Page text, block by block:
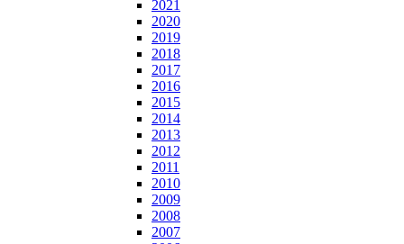
2021
2020
2019
2018
2017
2016
2015
2014
2013
2012
2011
2010
2009
2008
2007